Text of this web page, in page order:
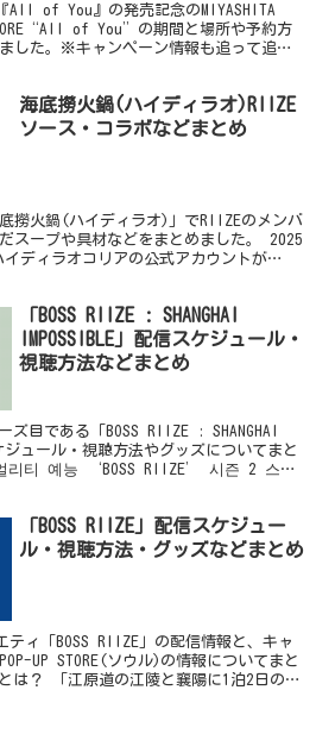
of You』の発売記念のMIYASHITA
of You”の期間と場所や予約方
した。※キャンペーン情報も追って追
海底撈火鍋(ハイディラオ)RIIZE
ソース・コラボなどまとめ
撈火鍋(ハイディラオ)」でRIIZEのメンバ
スープや具材などをまとめました。 2025
ディラオコリアの公式アカウントが
「BOSS RIIZE : SHANGHAI
IMPOSSIBLE」配信スケジュール・
視聴方法などまとめ
ズ目である「BOSS RIIZE : SHANGHAI
ジュール・視聴方法やグッズについてまと
리티 예능 ‘BOSS RIIZE’ 시즌 2 스케
「BOSS RIIZE」配信スケジュー
ル・視聴方法・グッズなどまとめ
ィ「BOSS RIIZE」の配信情報と、キャ
UP STORE(ソウル)の情報についてまと
は？ 「江原道の江陵と襄陽に1泊2日の旅